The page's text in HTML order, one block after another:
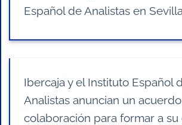
Español de Analistas en Sevilla
Ibercaja y el Instituto Español
Analistas anuncian un
colaboración para formar a